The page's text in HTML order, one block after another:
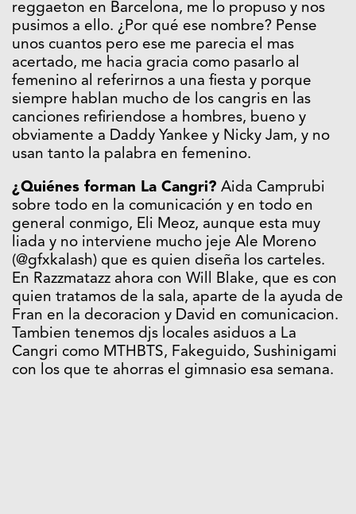
reggaeton en Barcelona, me lo propuso y nos
pusimos a ello. ¿Por qué ese nombre? Pense
unos cuantos pero ese me parecia el mas
acertado, me hacia gracia como pasarlo al
femenino al referirnos a una fiesta y porque
siempre hablan mucho de los cangris en las
canciones refiriendose a hombres, bueno y
obviamente a Daddy Yankee y Nicky Jam, y no
usan tanto la palabra en femenino.
¿Quiénes forman La Cangri? Aida Camprubi
sobre todo en la comunicación y en todo en
general conmigo, Eli Meoz, aunque esta muy
liada y no interviene mucho jeje Ale Moreno
(@gfxkalash) que es quien diseña los carteles.
En Razzmatazz ahora con Will Blake, que es con
quien tratamos de la sala, aparte de la ayuda de
Fran en la decoracion y David en comunicacion.
Tambien tenemos djs locales asiduos a La
Cangri como MTHBTS, Fakeguido, Sushinigami
con los que te ahorras el gimnasio esa semana.